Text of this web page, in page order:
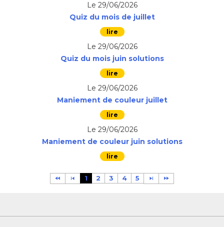
Le 29/06/2026
Quiz du mois de juillet
Le 29/06/2026
Quiz du mois juin solutions
Le 29/06/2026
Maniement de couleur juillet
Le 29/06/2026
Maniement de couleur juin solutions
1 2 3 4 5